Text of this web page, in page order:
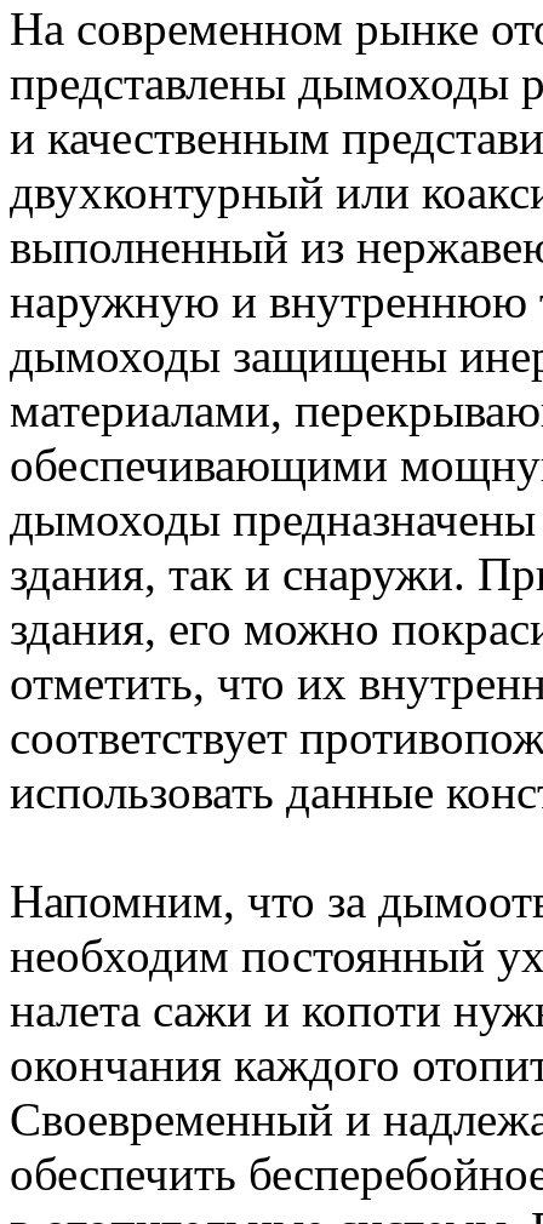
На современном рынке
представлены дымоходы
и качественным
двухконтурный или
выполненный из
наружную и внутреннюю
дымоходы защищены
материалами,
обеспечивающими
дымоходы
здания, так и снаружи.
здания, его можно
отметить, что их
соответствует
использовать данные
Напомним, что за
необходим постоянный
налета сажи и копоти
окончания каждого
Своевременный и
обеспечить